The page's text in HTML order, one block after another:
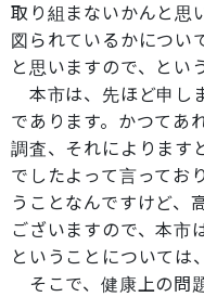
取り組まないかんと思
図られているかについ
と思いますので、とい
本市は、先ほど申し
であります。かつてあ
調査、それによります
でしたよって言ってお
うことなんですけど、
ございますので、本市
ということについては
そこで、健康上の問